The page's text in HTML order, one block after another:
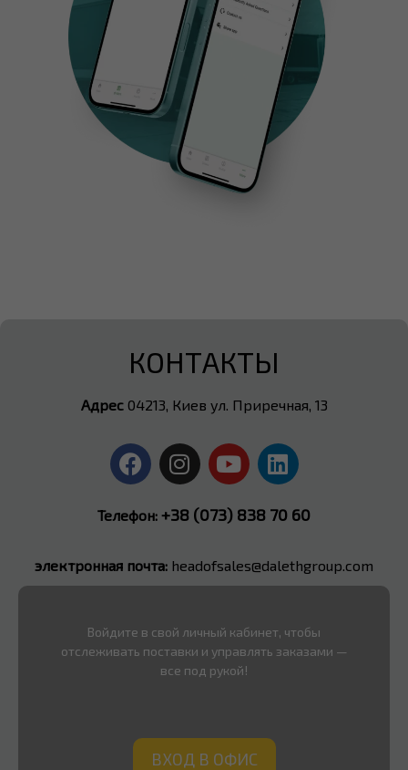
КОНТАКТЫ
Адрес04213, Киев ул. Приречная, 13
Телефон: +38 (073) 838 70 60
электронная почта: headofsales@dalethgroup.com
Войдите в свой личный кабинет, чтобы
отслеживать поставки и управлять заказами —
все под рукой!
ВХОД В ОФИС